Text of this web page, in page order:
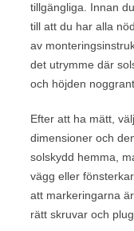
tillgängliga. Innan
till att du har alla
av
det utrymme där
och höjden
Efter att ha mätt,
dimensioner och
solskydd hemma,
vägg eller
att markeringarna
rätt skruvar och